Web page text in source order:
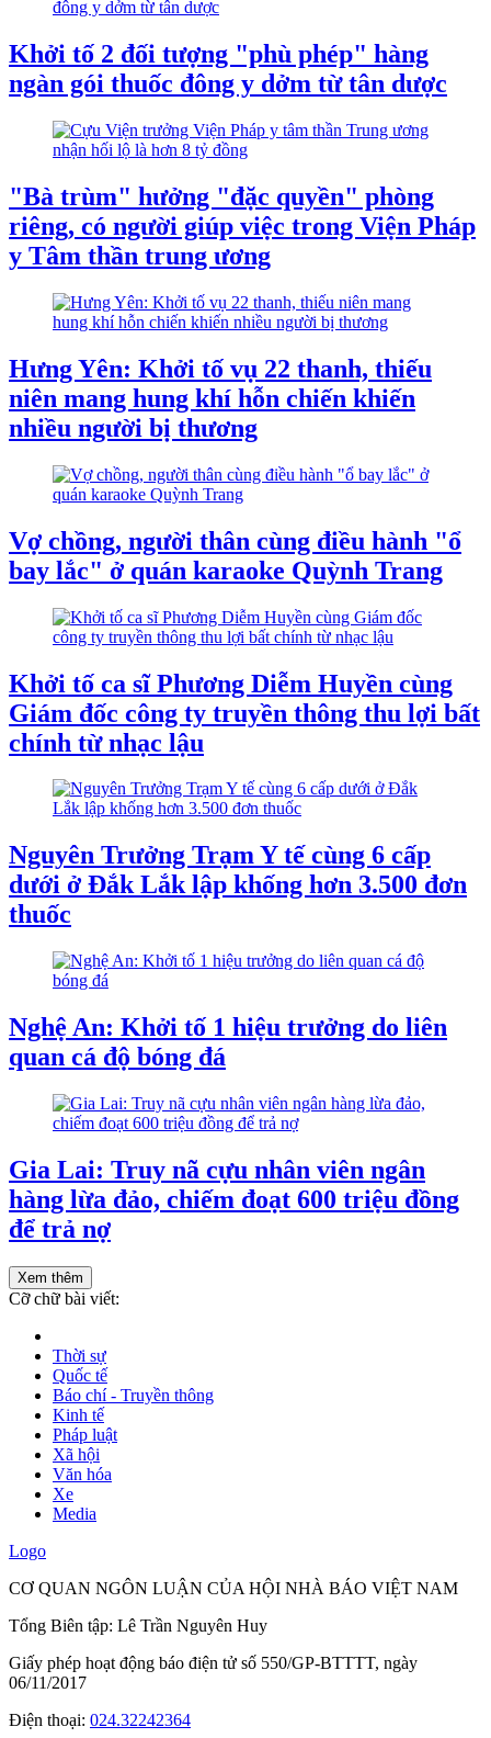
Khởi tố 2 đối tượng "phù phép" hàng
ngàn gói thuốc đông y dởm từ tân dược
"Bà trùm" hưởng "đặc quyền" phòng
riêng, có người giúp việc trong Viện Pháp
y Tâm thần trung ương
Hưng Yên: Khởi tố vụ 22 thanh, thiếu
niên mang hung khí hỗn chiến khiến
nhiều người bị thương
Vợ chồng, người thân cùng điều hành "ổ
bay lắc" ở quán karaoke Quỳnh Trang
Khởi tố ca sĩ Phương Diễm Huyền cùng
Giám đốc công ty truyền thông thu lợi bất
chính từ nhạc lậu
Nguyên Trưởng Trạm Y tế cùng 6 cấp
dưới ở Đắk Lắk lập khống hơn 3.500 đơn
thuốc
Nghệ An: Khởi tố 1 hiệu trưởng do liên
quan cá độ bóng đá
Gia Lai: Truy nã cựu nhân viên ngân
hàng lừa đảo, chiếm đoạt 600 triệu đồng
để trả nợ
Xem thêm
Cỡ chữ bài viết:
Thời sự
Quốc tế
Báo chí - Truyền thông
Kinh tế
Pháp luật
Xã hội
Văn hóa
Xe
Media
Logo
CƠ QUAN NGÔN LUẬN CỦA HỘI NHÀ BÁO VIỆT NAM
Tổng Biên tập: Lê Trần Nguyên Huy
Giấy phép hoạt động báo điện tử số 550/GP-BTTTT, ngày
06/11/2017
Điện thoại: 024.32242364